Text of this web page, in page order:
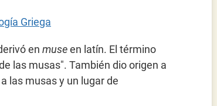
Griega
en museen latín. El término
las musas". También dio origen a
las musas y un lugar de